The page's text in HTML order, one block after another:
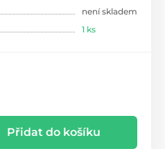
není skladem
1 ks
Přidat do košíku